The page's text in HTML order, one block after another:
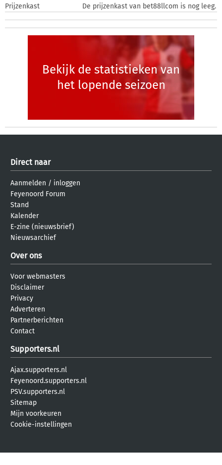
Prijzenkast De prijzenkast van bet88llcom is nog leeg.
Bekijk de statistieken van
het lopende seizoen
Direct naar
Aanmelden / inloggen
Feyenoord Forum
Stand
Kalender
E-zine (nieuwsbrief)
Nieuwsarchief
Over ons
Voor webmasters
Disclaimer
Privacy
Adverteren
Partnerberichten
Contact
Supporters.nl
Ajax.supporters.nl
Feyenoord.supporters.nl
PSV.supporters.nl
Sitemap
Mijn voorkeuren
Cookie-instellingen